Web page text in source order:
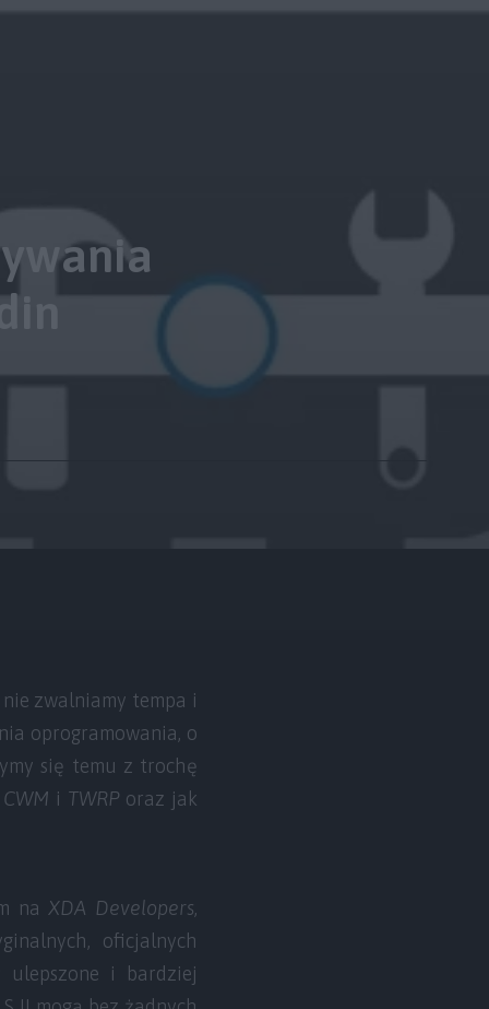
zwalniamy tempa i
oprogramowania, o
się temu z trochę
CWM i TWRP oraz jak
na XDA Developers,
oficjalnych
ulepszone i bardziej